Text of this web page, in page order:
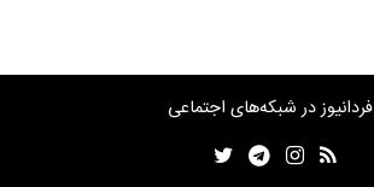
فردانیوز در شبکه‌های اجتماعی